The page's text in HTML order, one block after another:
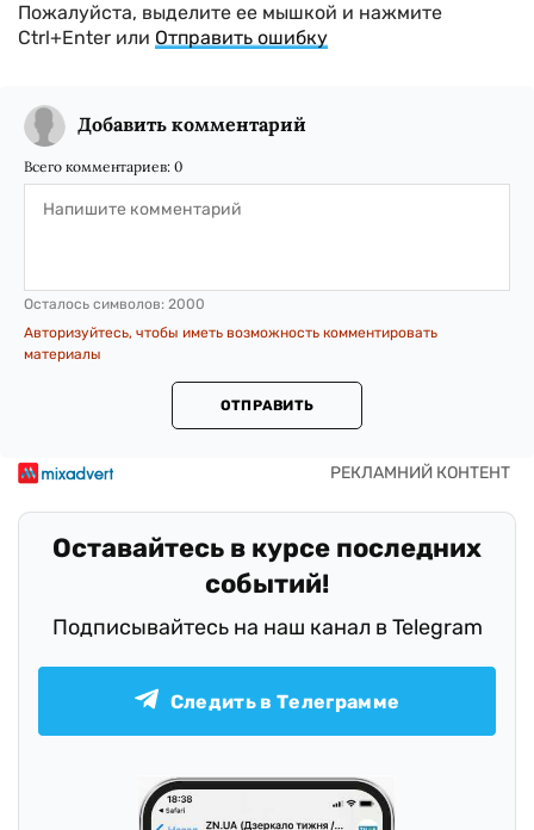
Пожалуйста, выделите ее мышкой и нажмите
Ctrl+Enter или Отправить ошибку
Добавить комментарий
Всего комментариев: 0
Осталось символов: 2000
Авторизуйтесь, чтобы иметь возможность комментировать
материалы
ОТПРАВИТЬ
Оставайтесь в курсе последних
событий!
Подписывайтесь на наш канал в Telegram
Следить в Телеграмме